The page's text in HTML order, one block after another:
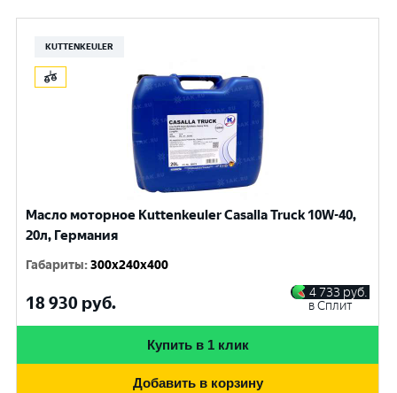
KUTTENKEULER
Масло моторное Kuttenkeuler Casalla Truck 10W-40,
20л, Германия
Габариты:300x240x400
18 930 руб.
4 733 руб.
в Сплит
Купить в 1 клик
Добавить в корзину